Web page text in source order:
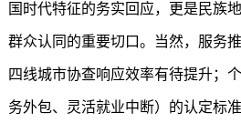
国时代特征的务实回应，更是民族
群众认同的重要切口。当然，服务
四线城市协查响应效率有待提升；
务外包、灵活就业中断）的认定标